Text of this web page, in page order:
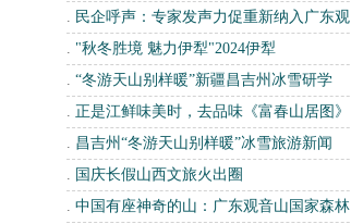
. 民企呼声：专家发声力促重新纳入广东观
. "秋冬胜境 魅力伊犁"2024伊犁
. “冬游天山别样暖”新疆昌吉州冰雪研学
. 正是江鲜味美时，去品味《富春山居图》
. 昌吉州“冬游天山别样暖”冰雪旅游新闻
. 国庆长假山西文旅火出圈
. 中国有座神奇的山：广东观音山国家森林